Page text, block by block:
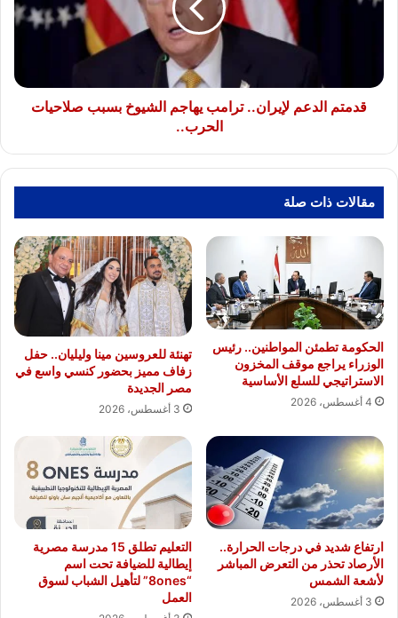
يهاجم
الحرب..
قدمتم الدعم لإيران.. ترامب يهاجم الشيوخ بسبب صلاحيات
الحرب..
مقالات ذات صلة
الحكومة تطمئن المواطنين.. رئيس
الوزراء يراجع موقف المخزون
الاستراتيجي للسلع الأساسية
4 أغسطس، 2026
تهنئة للعروسين مينا وليليان.. حفل
زفاف مميز بحضور كنسي واسع في
مصر الجديدة
3 أغسطس، 2026
ارتفاع شديد في درجات الحرارة..
الأرصاد تحذر من التعرض المباشر
لأشعة الشمس
3 أغسطس، 2026
التعليم تطلق 15 مدرسة مصرية
إيطالية للضيافة تحت اسم
“8ones” لتأهيل الشباب لسوق
العمل